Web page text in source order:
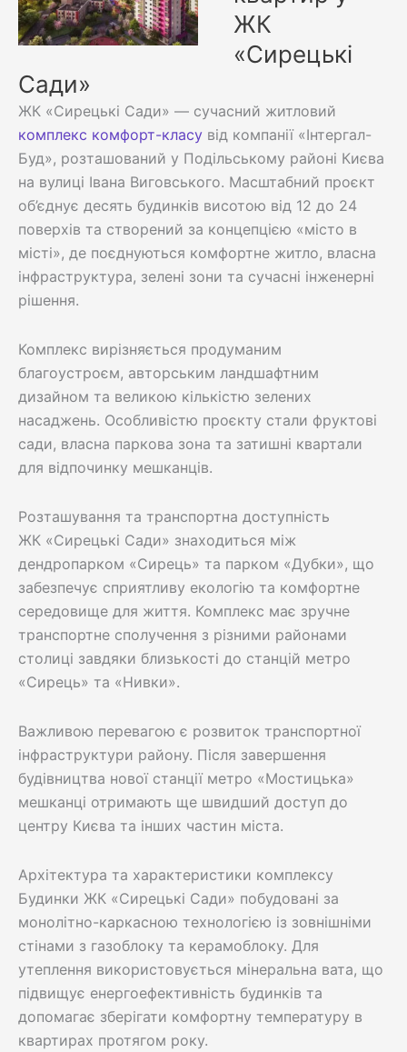
ЖК
«Сирецькі
Сади»
ЖК «Сирецькі Сади» — сучасний житловий
комплекс комфорт-класу від компанії «Інтергал-
Буд», розташований у Подільському районі Києва
на вулиці Івана Виговського. Масштабний проєкт
об’єднує десять будинків висотою від 12 до 24
поверхів та створений за концепцією «місто в
місті», де поєднуються комфортне житло, власна
інфраструктура, зелені зони та сучасні інженерні
рішення.
Комплекс вирізняється продуманим
благоустроєм, авторським ландшафтним
дизайном та великою кількістю зелених
насаджень. Особливістю проєкту стали фруктові
сади, власна паркова зона та затишні квартали
для відпочинку мешканців.
Розташування та транспортна доступність
ЖК «Сирецькі Сади» знаходиться між
дендропарком «Сирець» та парком «Дубки», що
забезпечує сприятливу екологію та комфортне
середовище для життя. Комплекс має зручне
транспортне сполучення з різними районами
столиці завдяки близькості до станцій метро
«Сирець» та «Нивки».
Важливою перевагою є розвиток транспортної
інфраструктури району. Після завершення
будівництва нової станції метро «Мостицька»
мешканці отримають ще швидший доступ до
центру Києва та інших частин міста.
Архітектура та характеристики комплексу
Будинки ЖК «Сирецькі Сади» побудовані за
монолітно-каркасною технологією із зовнішніми
стінами з газоблоку та керамоблоку. Для
утеплення використовується мінеральна вата, що
підвищує енергоефективність будинків та
допомагає зберігати комфортну температуру в
квартирах протягом року.